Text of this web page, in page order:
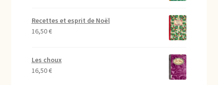
Recettes et esprit de Noël
16,50€
Les choux
16,50€